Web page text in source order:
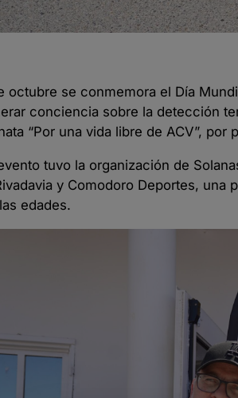
octubre se conmemora el Día
conciencia sobre la detección
“Por una vida libre de ACV”, por
tuvo la organización de
y Comodoro Deportes, una
edades.